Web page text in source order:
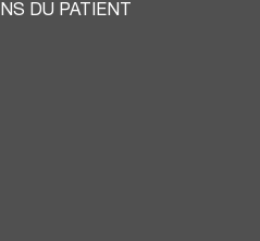
DU PATIENT